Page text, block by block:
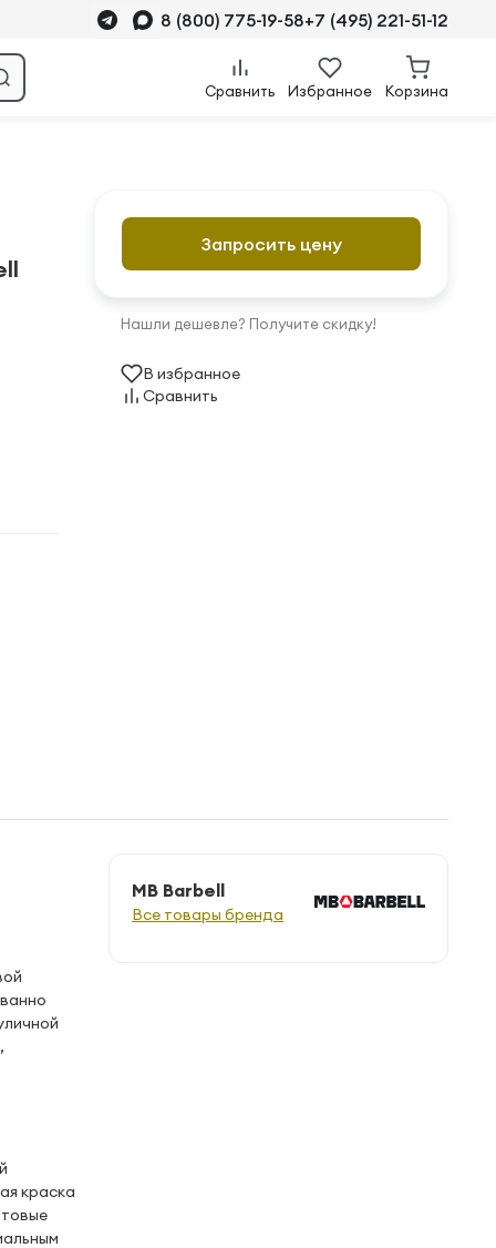
8 (800) 775-19-58+7 (495) 221-51-12
Сравнить Избранное Корзина
Запросить цену
Нашли дешевле? Получите скидку!
В избранное
Сравнить
краска
MB Barbell
Все товары бренда